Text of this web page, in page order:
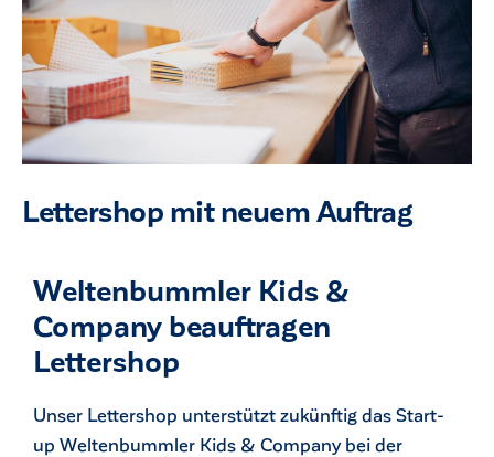
Lettershop mit neuem Auftrag
Weltenbummler Kids &
Company beauftragen
Lettershop
Unser Lettershop unterstützt zukünftig das Start-
up Weltenbummler Kids & Company bei der